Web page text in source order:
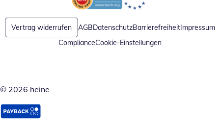
Öffnet in neuem FensterÖffnet in neuem Fenster
Vertrag widerrufen AGBDatenschutzBarrierefreiheitImpressum
ComplianceCookie-Einstellungen
© 2026 heine